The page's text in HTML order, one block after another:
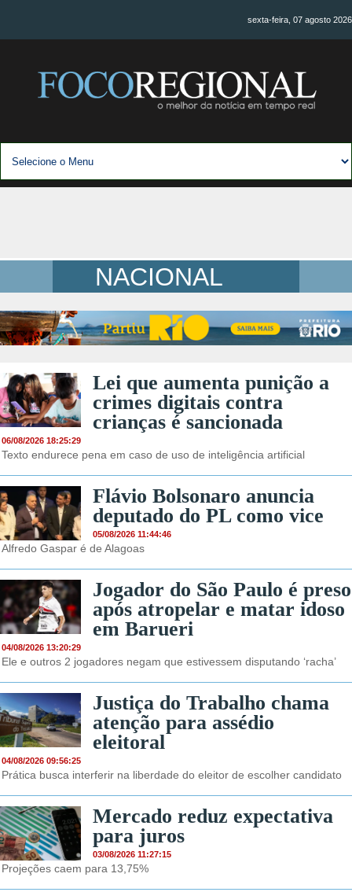
sexta-feira, 07 agosto 2026
NACIONAL
Lei que aumenta punição a
crimes digitais contra
crianças é sancionada
06/08/2026 18:25:29
Texto endurece pena em caso de uso de inteligência artificial
Flávio Bolsonaro anuncia
deputado do PL como vice
05/08/2026 11:44:46
Alfredo Gaspar é de Alagoas
Jogador do São Paulo é preso
após atropelar e matar idoso
em Barueri
04/08/2026 13:20:29
Ele e outros 2 jogadores negam que estivessem disputando ‘racha’
Justiça do Trabalho chama
atenção para assédio
eleitoral
04/08/2026 09:56:25
Prática busca interferir na liberdade do eleitor de escolher candidato
Mercado reduz expectativa
para juros
03/08/2026 11:27:15
Projeções caem para 13,75%